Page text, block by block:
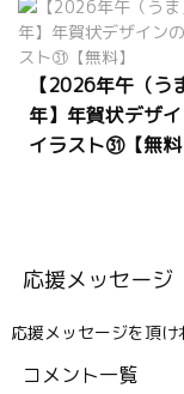
【2026年午（う
年】年賀状デザ
イラスト㉛【無料
応援メッセージ
応援メッセージを頂
コメント一覧